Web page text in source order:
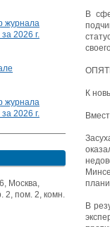
журнала
2026 г.
журнала
2026 г.
Москва,
2, пом. 2, комн.
В
К
В